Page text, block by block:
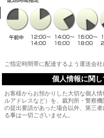
ご指定時間帯に配達するよう運送会社
個人情報に関し
お客様からお預かりした大切な個人
ルアドレスなど）を、裁判所・警察
の提出要請があった場合以外、第三
る事は一切ございません。